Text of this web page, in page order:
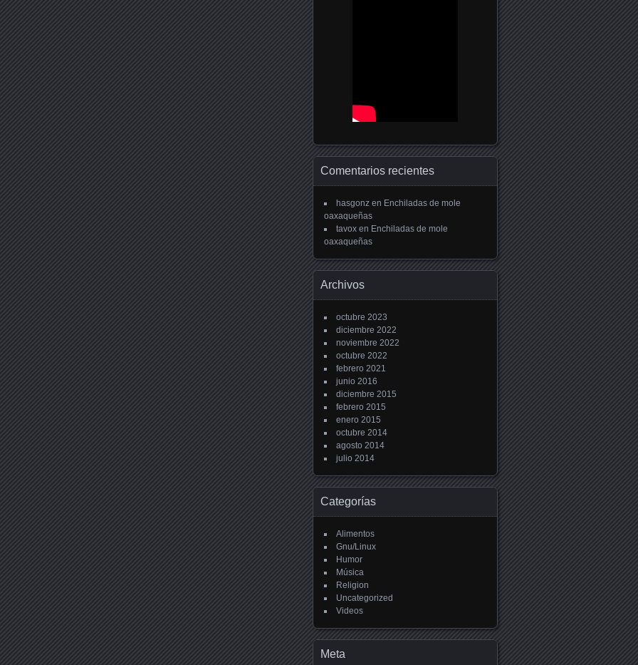
Comentarios recientes
hasgonz en Enchiladas de mole
oaxaqueñas
tavox en Enchiladas de mole
oaxaqueñas
Archivos
octubre 2023
diciembre 2022
noviembre 2022
octubre 2022
febrero 2021
junio 2016
diciembre 2015
febrero 2015
enero 2015
octubre 2014
agosto 2014
julio 2014
Categorías
Alimentos
Gnu/Linux
Humor
Música
Religion
Uncategorized
Videos
Meta